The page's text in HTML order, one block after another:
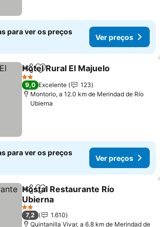
para ver os preços
Ver preços
PartilharAdicionar aos favoritos
Hotel Rural El Majuelo
2 Estrelas
9,0 Excelente
123
Montorio, a 12.0 km de Merindad de Río
Ubierna
para ver os preços
Ver preços
PartilharAdicionar aos favoritos
Hostal Restaurante Río
Ubierna
Ver preços
2 Estrelas
7,2
1.610
Quintanilla Vivar, a 6.8 km de Merindad de